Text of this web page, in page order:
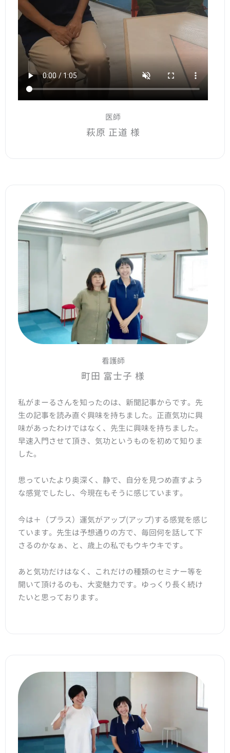
医師
萩原 正道 様
看護師
町田 富士子 様
私がまーるさんを知ったのは、新聞記事からです。先
生の記事を読み直ぐ興味を持ちました。正直気功に興
味があったわけではなく、先生に興味を持ちました。
早速入門させて頂き、気功というものを初めて知りま
した。
思っていたより奥深く、静で、自分を見つめ直すよう
な感覚でしたし、今現在もそうに感じています。
今は＋（プラス）運気がアップ(アップ)する感覚を感じ
ています。先生は予想通りの方で、毎回何を話して下
さるのかなぁ、と、歳上の私でもウキウキです。
あと気功だけはなく、これだけの種類のセミナー等を
開いて頂けるのも、大変魅力です。ゆっくり長く続け
たいと思っております。